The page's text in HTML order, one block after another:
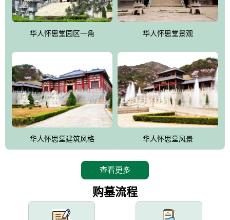
肖、八字、时辰亦可参考地理方位、职业、兴趣爱好等等。堂中是
地宫陵寝式的，入口楹联选材于著名田园诗人陶渊明"亲戚或余悲，
他人亦已歌，死后何所道，托体同山阿"中的后两句。反应了回归大
雀，后玄武"的四大吉祥物铜雕挂件。
华人怀思堂园区一角 华人怀思堂景观
华人怀思堂建筑风格 华人怀思堂风景
查看更多
购墓流程